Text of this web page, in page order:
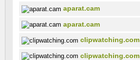
aparat.cam
aparat.cam
clipwatching.com
clipwatching.com